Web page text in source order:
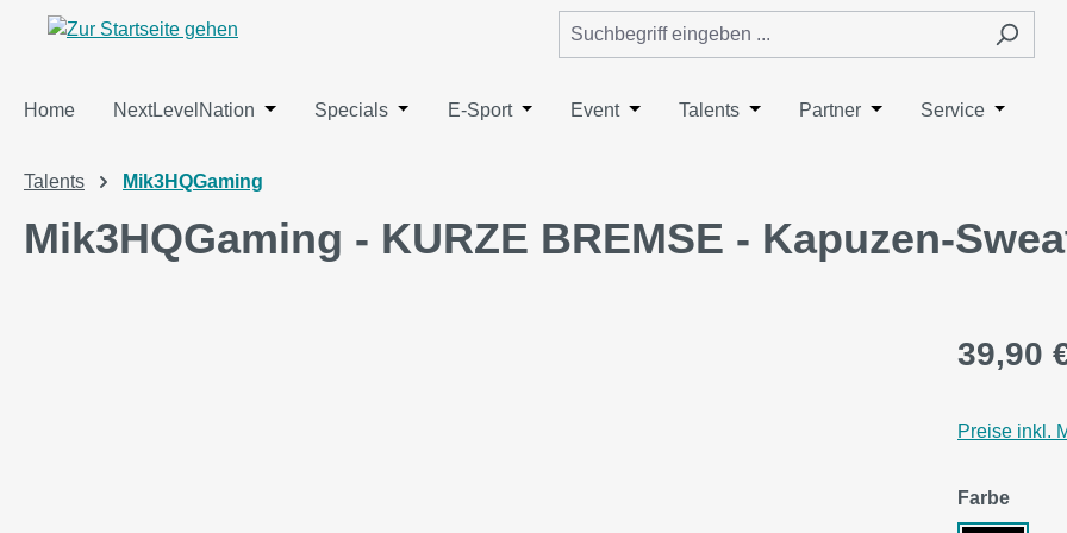
Zur Hauptnavigation springen
Home NextLevelNation Öffne oder Schließe das Dropdown der Kategorie NextLevelNation
Specials Öffne oder Schließe das Dropdown der Kategorie Specials
E-Sport Öffne oder Schließe das Dropdown der Kategorie E-Sport
Event Öffne oder Schließe das Dropdown der Kategorie
Talents Öffne oder Schließe das Dropdown
Partner Öffne oder Schließe
Service Öffne
Talents Mik3HQGaming
Mik3HQGaming - KURZE BREMSE - Kapuzen-
39,90
Preise inkl.
Farbe